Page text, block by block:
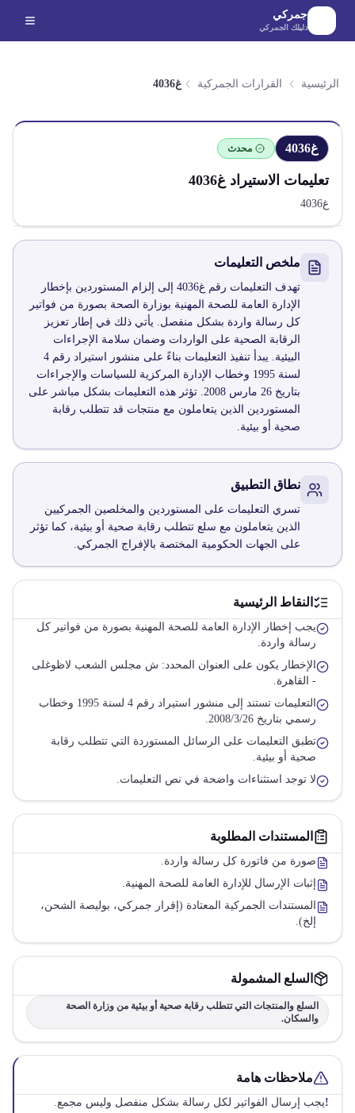
الانتقال إلى المحتوى الرئيسي
جمركي
دليلك الجمركي
الرئيسية القرارات الجمركية غ4036
غ4036 محدث
تعليمات الاستيراد غ4036
غ4036
ملخص التعليمات
تهدف التعليمات رقم غ4036 إلى إلزام المستوردين بإخطار
الإدارة العامة للصحة المهنية بوزارة الصحة بصورة من فواتير
كل رسالة واردة بشكل منفصل. يأتي ذلك في إطار تعزيز
الرقابة الصحية على الواردات وضمان سلامة الإجراءات
البيئية. يبدأ تنفيذ التعليمات بناءً على منشور استيراد رقم 4
لسنة 1995 وخطاب الإدارة المركزية للسياسات والإجراءات
بتاريخ 26 مارس 2008. تؤثر هذه التعليمات بشكل مباشر على
المستوردين الذين يتعاملون مع منتجات قد تتطلب رقابة
صحية أو بيئية.
نطاق التطبيق
تسري التعليمات على المستوردين والمخلصين الجمركيين
الذين يتعاملون مع سلع تتطلب رقابة صحية أو بيئية، كما تؤثر
على الجهات الحكومية المختصة بالإفراج الجمركي.
النقاط الرئيسية
يجب إخطار الإدارة العامة للصحة المهنية بصورة من فواتير كل
رسالة واردة.
الإخطار يكون على العنوان المحدد: ش مجلس الشعب لاظوغلى
- القاهرة.
التعليمات تستند إلى منشور استيراد رقم 4 لسنة 1995 وخطاب
رسمي بتاريخ 2008/3/26.
تطبق التعليمات على الرسائل المستوردة التي تتطلب رقابة
صحية أو بيئية.
لا توجد استثناءات واضحة في نص التعليمات.
المستندات المطلوبة
صورة من فاتورة كل رسالة واردة.
إثبات الإرسال للإدارة العامة للصحة المهنية.
المستندات الجمركية المعتادة (إقرار جمركي، بوليصة الشحن،
إلخ).
السلع المشمولة
السلع والمنتجات التي تتطلب رقابة صحية أو بيئية من وزارة الصحة
والسكان.
ملاحظات هامة
!يجب إرسال الفواتير لكل رسالة بشكل منفصل وليس مجمع.